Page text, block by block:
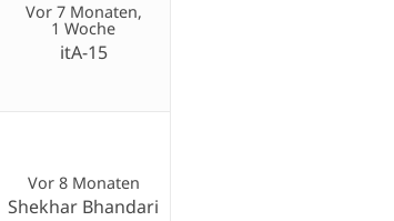
Vor 7 Monaten,
1 Woche
itA-15
Vor 8 Monaten
Shekhar Bhandari